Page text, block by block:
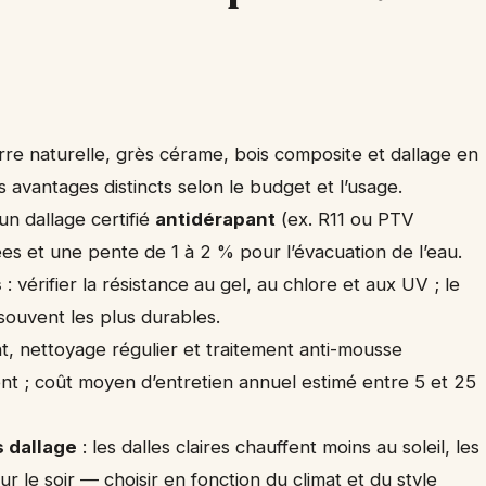
naturelle, grès cérame, bois composite et dallage en
distincts selon le budget et l’usage.
dallage certifié antidérapant (ex. R11 ou PTV
et une pente de 1 à 2 % pour l’évacuation de l’eau.
: vérifier la résistance au gel, au chlore et aux UV ; le
les plus durables.
nettoyage régulier et traitement anti-mousse
; coût moyen d’entretien annuel estimé entre 5 et 25
dallage : les dalles claires chauffent moins au soleil, les
le soir — choisir en fonction du climat et du style